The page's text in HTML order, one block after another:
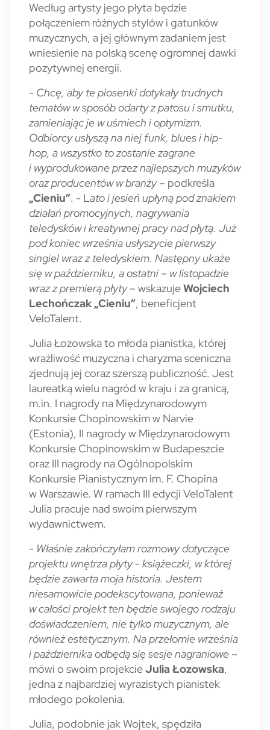
Według artysty jego płyta będzie
połączeniem różnych stylów i gatunków
muzycznych, a jej głównym zadaniem jest
wniesienie na polską scenę ogromnej dawki
pozytywnej energii.
- Chcę, aby te piosenki dotykały trudnych
tematów w sposób odarty z patosu i smutku,
zamieniając je w uśmiech i optymizm.
Odbiorcy usłyszą na niej funk, blues i hip-
hop, a wszystko to zostanie zagrane
i wyprodukowane przez najlepszych muzyków
oraz producentów w branży– podkreśla
„Cieniu”. - Lato i jesień upłyną pod znakiem
działań promocyjnych, nagrywania
teledysków i kreatywnej pracy nad płytą. Już
pod koniec września usłyszycie pierwszy
singiel wraz z teledyskiem. Następny ukaże
się w październiku, a ostatni – w listopadzie
wraz z premierą płyty – wskazujeWojciech
Lechończak „Cieniu”, beneficjent
VeloTalent.
Julia Łozowska to młoda pianistka, której
wrażliwość muzyczna i charyzma sceniczna
zjednują jej coraz szerszą publiczność. Jest
laureatką wielu nagród w kraju i za granicą,
m.in. I nagrody na Międzynarodowym
Konkursie Chopinowskim w Narvie
(Estonia), II nagrody w Międzynarodowym
Konkursie Chopinowskim w Budapeszcie
oraz III nagrody na Ogólnopolskim
Konkursie Pianistycznym im. F. Chopina
w Warszawie. W ramach III edycji VeloTalent
Julia pracuje nad swoim pierwszym
wydawnictwem.
- Właśnie zakończyłam rozmowy dotyczące
projektu wnętrza płyty - książeczki, w której
będzie zawarta moja historia. Jestem
niesamowicie podekscytowana, ponieważ
w całości projekt ten będzie swojego rodzaju
doświadczeniem, nie tylko muzycznym, ale
również estetycznym. Na przełomie września
i października odbędą się sesje nagraniowe –
mówi o swoim projekcieJulia Łozowska,
jedna z najbardziej wyrazistych pianistek
młodego pokolenia.
Julia, podobnie jak Wojtek, spędziła